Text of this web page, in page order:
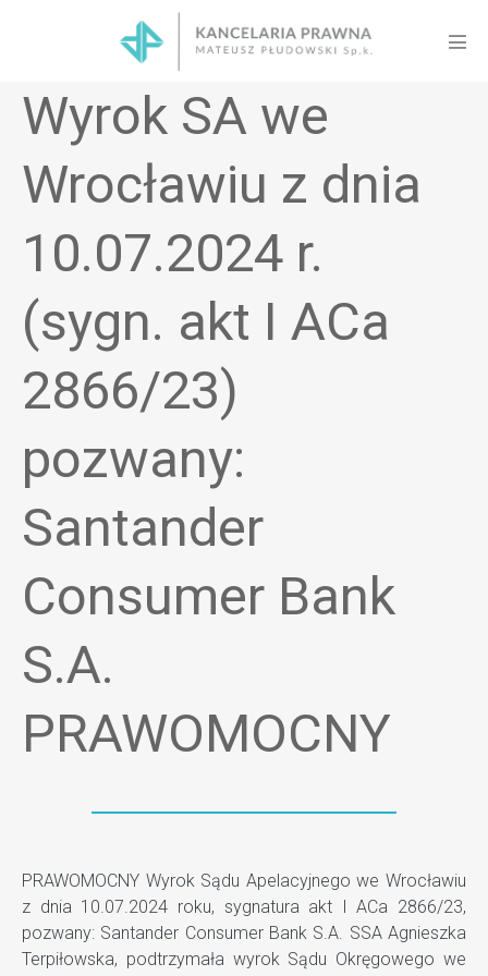
Wyrok SA we
Wrocławiu z dnia
10.07.2024 r.
(sygn. akt I ACa
2866/23)
pozwany:
Santander
Consumer Bank
S.A.
PRAWOMOCNY
PRAWOMOCNY Wyrok Sądu Apelacyjnego we Wrocławiu
z dnia 10.07.2024 roku, sygnatura akt I ACa 2866/23,
pozwany: Santander Consumer Bank S.A. SSA Agnieszka
Terpiłowska, podtrzymała wyrok Sądu Okręgowego we